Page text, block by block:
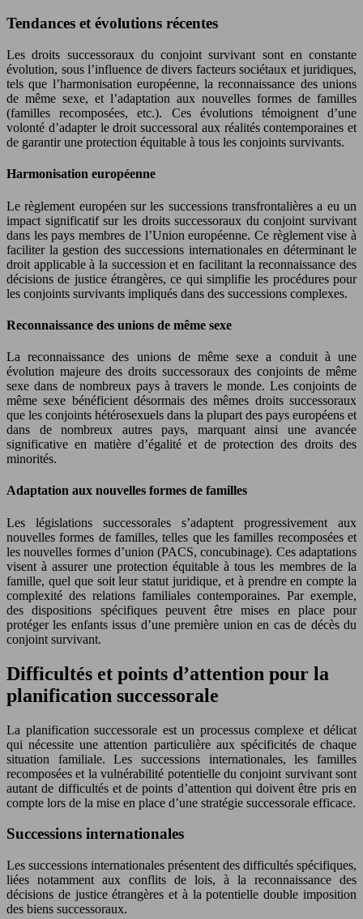
Tendances et évolutions récentes
Les droits successoraux du conjoint survivant sont en constante
évolution, sous l’influence de divers facteurs sociétaux et juridiques,
tels que l’harmonisation européenne, la reconnaissance des unions
de même sexe, et l’adaptation aux nouvelles formes de familles
(familles recomposées, etc.). Ces évolutions témoignent d’une
volonté d’adapter le droit successoral aux réalités contemporaines et
de garantir une protection équitable à tous les conjoints survivants.
Harmonisation européenne
Le règlement européen sur les successions transfrontalières a eu un
impact significatif sur les droits successoraux du conjoint survivant
dans les pays membres de l’Union européenne. Ce règlement vise à
faciliter la gestion des successions internationales en déterminant le
droit applicable à la succession et en facilitant la reconnaissance des
décisions de justice étrangères, ce qui simplifie les procédures pour
les conjoints survivants impliqués dans des successions complexes.
Reconnaissance des unions de même sexe
La reconnaissance des unions de même sexe a conduit à une
évolution majeure des droits successoraux des conjoints de même
sexe dans de nombreux pays à travers le monde. Les conjoints de
même sexe bénéficient désormais des mêmes droits successoraux
que les conjoints hétérosexuels dans la plupart des pays européens et
dans de nombreux autres pays, marquant ainsi une avancée
significative en matière d’égalité et de protection des droits des
minorités.
Adaptation aux nouvelles formes de familles
Les législations successorales s’adaptent progressivement aux
nouvelles formes de familles, telles que les familles recomposées et
les nouvelles formes d’union (PACS, concubinage). Ces adaptations
visent à assurer une protection équitable à tous les membres de la
famille, quel que soit leur statut juridique, et à prendre en compte la
complexité des relations familiales contemporaines. Par exemple,
des dispositions spécifiques peuvent être mises en place pour
protéger les enfants issus d’une première union en cas de décès du
conjoint survivant.
Difficultés et points d’attention pour la
planification successorale
La planification successorale est un processus complexe et délicat
qui nécessite une attention particulière aux spécificités de chaque
situation familiale. Les successions internationales, les familles
recomposées et la vulnérabilité potentielle du conjoint survivant sont
autant de difficultés et de points d’attention qui doivent être pris en
compte lors de la mise en place d’une stratégie successorale efficace.
Successions internationales
Les successions internationales présentent des difficultés spécifiques,
liées notamment aux conflits de lois, à la reconnaissance des
décisions de justice étrangères et à la potentielle double imposition
des biens successoraux.